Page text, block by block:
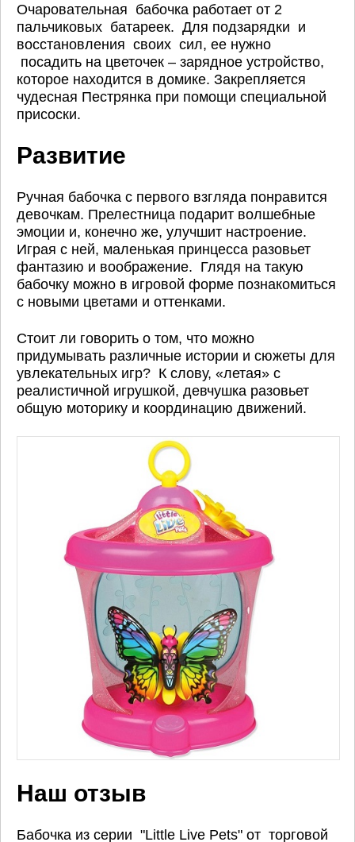
Очаровательная бабочка работает от 2
пальчиковых батареек. Для подзарядки и
восстановления своих сил, ее нужно
посадить на цветочек – зарядное устройство,
которое находится в домике. Закрепляется
чудесная Пестрянка при помощи специальной
присоски.
Развитие
Ручная бабочка с первого взгляда понравится
девочкам. Прелестница подарит волшебные
эмоции и, конечно же, улучшит настроение.
Играя с ней, маленькая принцесса разовьет
фантазию и воображение. Глядя на такую
бабочку можно в игровой форме познакомиться
с новыми цветами и оттенками.
Стоит ли говорить о том, что можно
придумывать различные истории и сюжеты для
увлекательных игр? К слову, «летая» с
реалистичной игрушкой, девчушка разовьет
общую моторику и координацию движений.
Наш отзыв
Бабочка из серии "Little Live Pets" от торговой